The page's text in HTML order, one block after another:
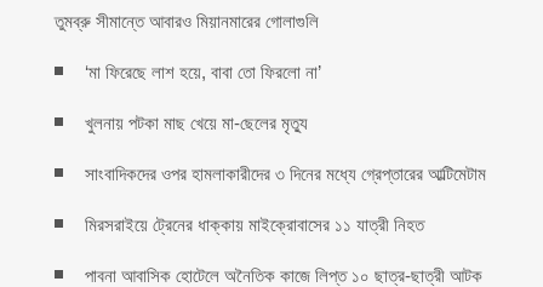
তুমব্রু সীমান্তে আবারও মিয়ানমারের গোলাগুলি
‘মা ফিরেছে লাশ হয়ে, বাবা তো ফিরলো না’
খুলনায় পটকা মাছ খেয়ে মা-ছেলের মৃত্যু
সাংবাদিকদের ওপর হামলাকারীদের ৩ দিনের মধ্যে গ্রেপ্তারের আল্টিমেটাম
মিরসরাইয়ে ট্রেনের ধাক্কায় মাইক্রোবাসের ১১ যাত্রী নিহত
পাবনা আবাসিক হোটেলে অনৈতিক কাজে লিপ্ত ১০ ছাত্র-ছাত্রী আটক